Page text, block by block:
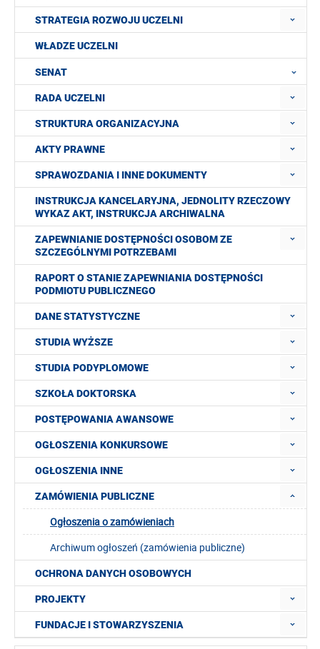
STRATEGIA ROZWOJU UCZELNI
WŁADZE UCZELNI
SENAT
RADA UCZELNI
STRUKTURA ORGANIZACYJNA
AKTY PRAWNE
SPRAWOZDANIA I INNE DOKUMENTY
INSTRUKCJA KANCELARYJNA, JEDNOLITY RZECZOWY
WYKAZ AKT, INSTRUKCJA ARCHIWALNA
ZAPEWNIANIE DOSTĘPNOŚCI OSOBOM ZE
SZCZEGÓLNYMI POTRZEBAMI
RAPORT O STANIE ZAPEWNIANIA DOSTĘPNOŚCI
PODMIOTU PUBLICZNEGO
DANE STATYSTYCZNE
STUDIA WYŻSZE
STUDIA PODYPLOMOWE
SZKOŁA DOKTORSKA
POSTĘPOWANIA AWANSOWE
OGŁOSZENIA KONKURSOWE
OGŁOSZENIA INNE
ZAMÓWIENIA PUBLICZNE
Ogłoszenia o zamówieniach
Archiwum ogłoszeń (zamówienia publiczne)
OCHRONA DANYCH OSOBOWYCH
PROJEKTY
FUNDACJE I STOWARZYSZENIA